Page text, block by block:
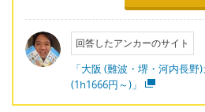
回答したアンカーのサイト
「大阪 (難波・堺・河内長
(1h1666円～)」